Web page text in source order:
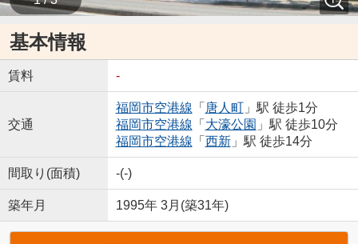
基本情報
賃料 -
交通
福岡市空港線 「 唐人町」駅 徒歩1分
福岡市空港線 「 大濠公園 」駅 徒歩10分
福岡市空港線 「 西新」駅 徒歩14分
間取り(面積) -(-)
築年月 1995年 3月(築31年)